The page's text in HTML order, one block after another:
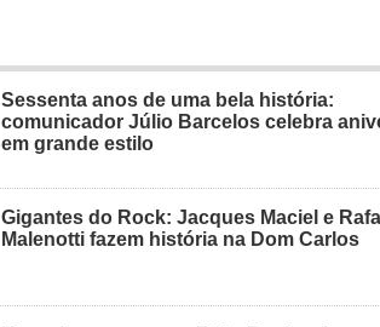
Sessenta anos de uma bela história:
comunicador Júlio Barcelos celebra
em grande estilo
Gigantes do Rock: Jacques Maciel e
Malenotti fazem história na Dom Carlos